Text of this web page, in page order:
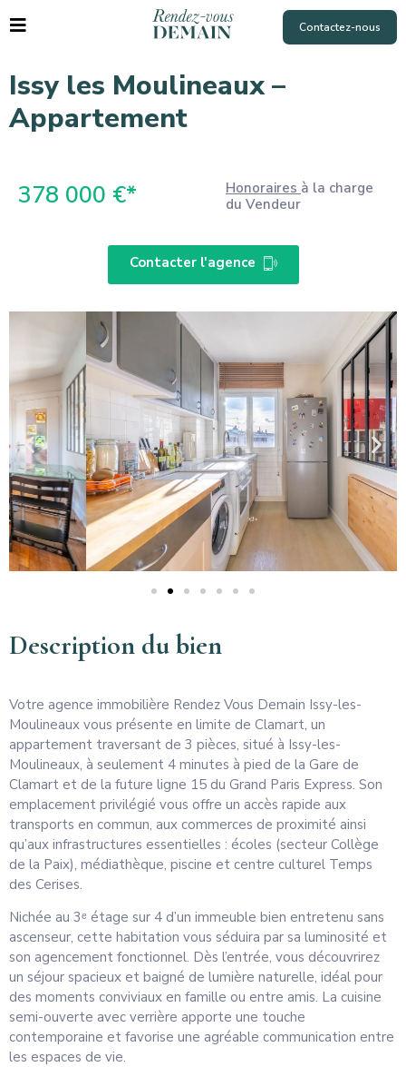
Contactez-nous
Issy les Moulineaux –
Appartement
378 000 €* Honoraires à la charge
du Vendeur
Contacter l'agence
Description du bien
Votre agence immobilière Rendez Vous Demain Issy-les-
Moulineaux vous présente en limite de Clamart, un
appartement traversant de 3 pièces, situé à Issy-les-
Moulineaux, à seulement 4 minutes à pied de la Gare de
Clamart et de la future ligne 15 du Grand Paris Express. Son
emplacement privilégié vous offre un accès rapide aux
transports en commun, aux commerces de proximité ainsi
qu’aux infrastructures essentielles : écoles (secteur Collège
de la Paix), médiathèque, piscine et centre culturel Temps
des Cerises.
Nichée au 3ᵉ étage sur 4 d’un immeuble bien entretenu sans
ascenseur, cette habitation vous séduira par sa luminosité et
son agencement fonctionnel. Dès l’entrée, vous découvrirez
un séjour spacieux et baigné de lumière naturelle, idéal pour
des moments conviviaux en famille ou entre amis. La cuisine
semi-ouverte avec verrière apporte une touche
contemporaine et favorise une agréable communication entre
les espaces de vie.